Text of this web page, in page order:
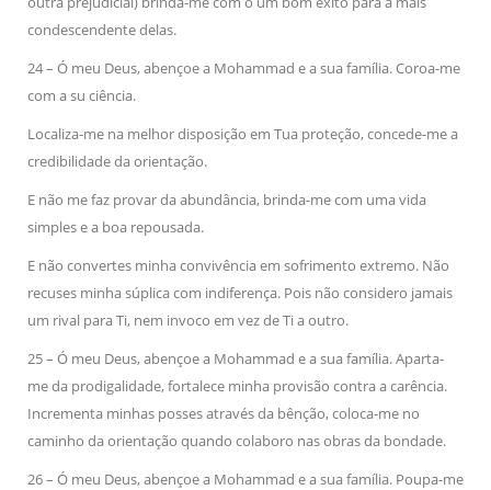
condescendente delas.
24 – Ó meu Deus, abençoe a Mohammad e a sua família. Coroa-me
com a su ciência.
Localiza-me na melhor disposição em Tua proteção, concede-me a
credibilidade da orientação.
E não me faz provar da abundância, brinda-me com uma vida
simples e a boa repousada.
E não convertes minha convivência em sofrimento extremo. Não
recuses minha súplica com indiferença. Pois não considero jamais
um rival para Ti, nem invoco em vez de Ti a outro.
25 – Ó meu Deus, abençoe a Mohammad e a sua família. Aparta-
me da prodigalidade, fortalece minha provisão contra a carência.
Incrementa minhas posses através da bênção, coloca-me no
caminho da orientação quando colaboro nas obras da bondade.
26 – Ó meu Deus, abençoe a Mohammad e a sua família. Poupa-me